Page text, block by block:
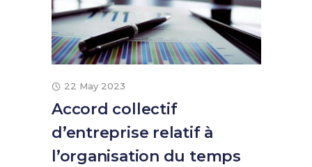
22 May 2023
Accord collectif
d’entreprise relatif à
l’organisation du temps